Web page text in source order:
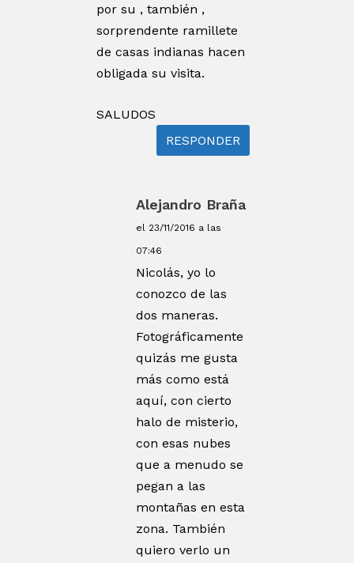
por su , también ,
sorprendente ramillete
de casas indianas hacen
obligada su visita.
SALUDOS
RESPONDER
Alejandro Braña
el 23/11/2016 a las
07:46
Nicolás, yo lo
conozco de las
dos maneras.
Fotográficamente
quizás me gusta
más como está
aquí, con cierto
halo de misterio,
con esas nubes
que a menudo se
pegan a las
montañas en esta
zona. También
quiero verlo un